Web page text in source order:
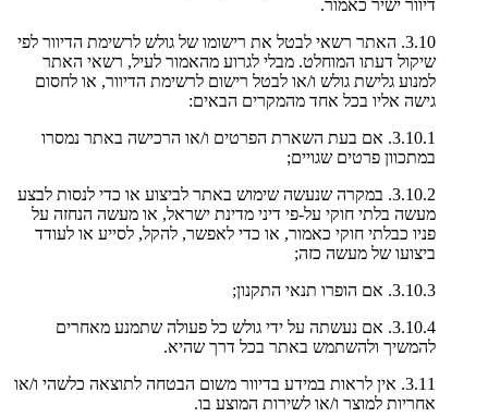
דיוור ישיר כאמור.
3.10. האתר רשאי לבטל את רישומו של גולש לרשימת הדיוור לפי
שיקול דעתו המוחלט. מבלי לגרוע מהאמור לעיל, רשאי האתר
למנוע גלישת גולש ו/או לבטל רישום לרשימת הדיוור, או לחסום
גישה אליו בכל אחד מהמקרים הבאים:
3.10.1. אם בעת השארת הפרטים ו/או הרכישה באתר נמסרו
במתכוון פרטים שגויים;
3.10.2. במקרה שנעשה שימוש באתר לביצוע או כדי לנסות לבצע
מעשה בלתי חוקי על-פי דיני מדינת ישראל, או מעשה הנחזה על
פניו כבלתי חוקי כאמור, או כדי לאפשר, להקל, לסייע או לעודד
ביצועו של מעשה כזה;
3.10.3. אם הופרו תנאי התקנון;
3.10.4. אם נעשתה על ידי גולש כל פעולה שתמנע מאחרים
להמשיך ולהשתמש באתר בכל דרך שהיא.
3.11. אין לראות במידע בדיוור משום הבטחה לתוצאה כלשהי ו/או
אחריות למוצר ו/או לשירות המוצע בו.